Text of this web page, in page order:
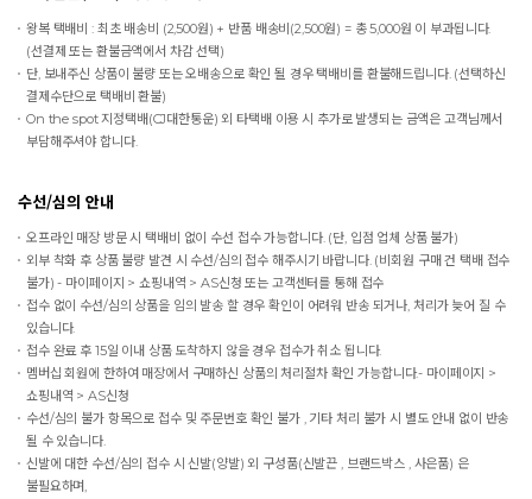
왕복 택배비 : 최초 배송비 (2,500원) + 반품 배송비(2,500원) = 총 5,000원 이 부과됩니다.
(선결제 또는 환불금액에서 차감 선택)
단, 보내주신 상품이 불량 또는 오배송으로 확인 될 경우 택배비를 환불해드립니다. (선택하신
결제수단으로 택배비 환불)
On the spot지정택배(CJ대한통운) 외 타택배 이용 시 추가로 발생되는 금액은 고객님께서
부담해주셔야 합니다.
수선/심의 안내
오프라인 매장 방문 시 택배비 없이 수선 접수 가능합니다. (단, 입점 업체 상품 불가)
외부 착화 후 상품 불량 발견 시 수선/심의 접수 해주시기 바랍니다. (비회원 구매 건 택배 접수
불가) - 마이페이지 > 쇼핑내역 > AS신청 또는 고객센터를 통해 접수
접수 없이 수선/심의 상품을 임의 발송 할 경우 확인이 어려워 반송 되거나, 처리가 늦어 질 수
있습니다.
접수 완료 후 15일 이내 상품 도착하지 않을 경우 접수가 취소 됩니다.
멤버십 회원에 한하여 매장에서 구매하신 상품의 처리절차 확인 가능합니다.- 마이페이지 >
쇼핑내역 > AS신청
수선/심의 불가 항목으로 접수 및 주문번호 확인 불가 , 기타 처리 불가 시 별도 안내 없이 반송
될 수 있습니다.
신발에 대한 수선/심의 접수 시 신발(양발) 외 구성품(신발끈 , 브랜드박스 , 사은품) 은
불필요하며,